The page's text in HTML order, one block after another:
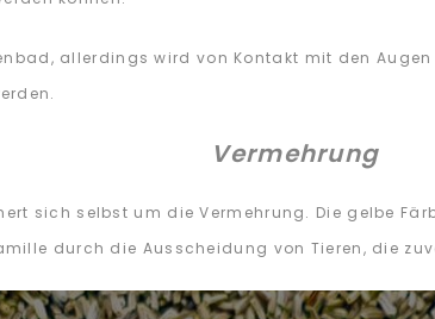
allerdings wird von Kontakt mit den
Vermehrung
sich selbst um die Vermehrung. Die gelbe
durch die Ausscheidung von Tieren, die